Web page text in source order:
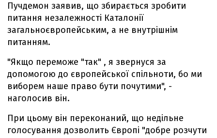
Пучдемон заявив, що збирається зробити
питання незалежності Каталонії
загальноєвропейським, а не внутрішнім
питанням.
"Якщо переможе "так" , я звернуся за
допомогою до європейської спільноти, бо ми
виборем наше право бути почутими", -
наголосив він.
При цьому він переконаний, що недільне
голосування дозволить Європі "добре розчути